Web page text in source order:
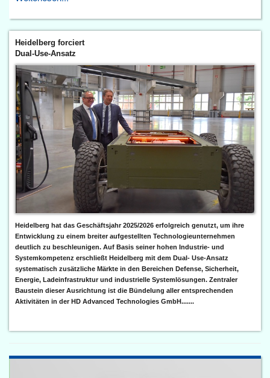
Heidelberg forciert
Dual-Use-Ansatz
Heidelberg hat das Geschäftsjahr 2025/2026 erfolgreich genutzt, um ihre
Entwicklung zu einem breiter aufgestellten Technologieunternehmen
deutlich zu beschleunigen. Auf Basis seiner hohen Industrie- und
Systemkompetenz erschließt Heidelberg mit dem Dual- Use-Ansatz
systematisch zusätzliche Märkte in den Bereichen Defense, Sicherheit,
Energie, Ladeinfrastruktur und industrielle Systemlösungen. Zentraler
Baustein dieser Ausrichtung ist die Bündelung aller entsprechenden
Aktivitäten in der HD Advanced Technologies GmbH.......